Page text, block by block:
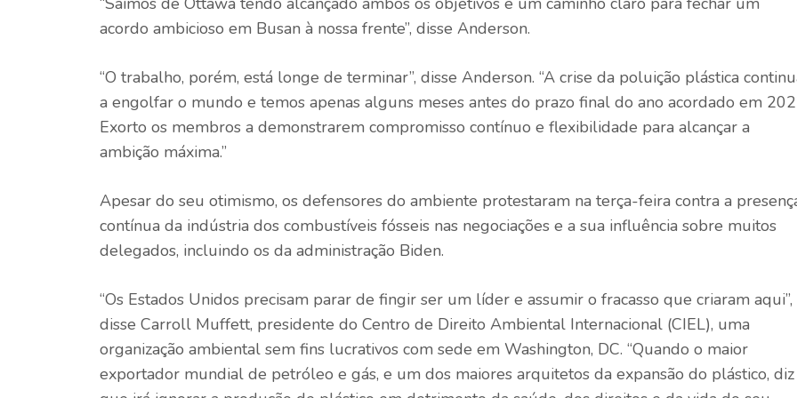
acordo ambicioso em Busan à nossa frente”, disse Anderson.
“O trabalho, porém, está longe de terminar”, disse Anderson. “A crise da poluição plástica
a engolfar o mundo e temos apenas alguns meses antes do prazo final do ano acordado em
Exorto os membros a demonstrarem compromisso contínuo e flexibilidade para alcançar a
ambição máxima.”
Apesar do seu otimismo, os defensores do ambiente protestaram na terça-feira contra a
contínua da indústria dos combustíveis fósseis nas negociações e a sua influência sobre muitos
delegados, incluindo os da administração Biden.
“Os Estados Unidos precisam parar de fingir ser um líder e assumir o fracasso que criaram aqui”,
disse Carroll Muffett, presidente do Centro de Direito Ambiental Internacional (CIEL), uma
organização ambiental sem fins lucrativos com sede em Washington, DC. “Quando o maior
exportador mundial de petróleo e gás, e um dos maiores arquitetos da expansão do plástico, diz